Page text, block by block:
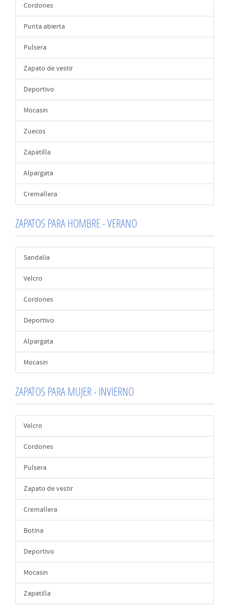
Cordones
Punta abierta
Pulsera
Zapato de vestir
Deportivo
Mocasin
Zuecos
Zapatilla
Alpargata
Cremallera
ZAPATOS PARA HOMBRE - VERANO
Sandalia
Velcro
Cordones
Deportivo
Alpargata
Mocasin
ZAPATOS PARA MUJER - INVIERNO
Velcro
Cordones
Pulsera
Zapato de vestir
Cremallera
Botina
Deportivo
Mocasin
Zapatilla